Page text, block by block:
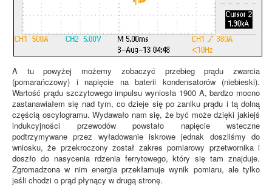
A tu powyżej możemy zobaczyć przebieg prądu zwarcia
(pomarańczowy) i napięcie na baterii kondensatorów (niebieski).
Wartość prądu szczytowego impulsu wyniosła 1900 A, bardzo mocno
zastanawiałem się nad tym, co dzieje się po zaniku prądu i tą dolną
częścią oscylogramu. Wydawało nam się, że być może dzięki jakiejś
indukcyjności przewodów powstało napięcie wsteczne
podtrzymywane przez wyładowanie iskrowe jednak doszliśmy do
wniosku, że przekroczony został zakres pomiarowy przetwornika i
doszło do nasycenia rdzenia ferrytowego, który się tam znajduje.
Zgromadzona w nim energia przekłamuje wynik pomiaru, ale tylko
jeśli chodzi o prąd płynący w drugą stronę.